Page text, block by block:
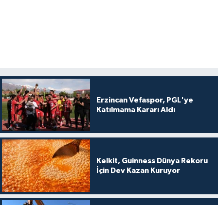
Erzincan Vefaspor, PGL'ye
Katılmama Kararı Aldı
Kelkit, Guinness Dünya Rekoru
İçin Dev Kazan Kuruyor